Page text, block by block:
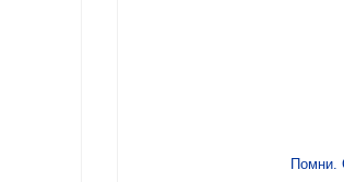
Помни.